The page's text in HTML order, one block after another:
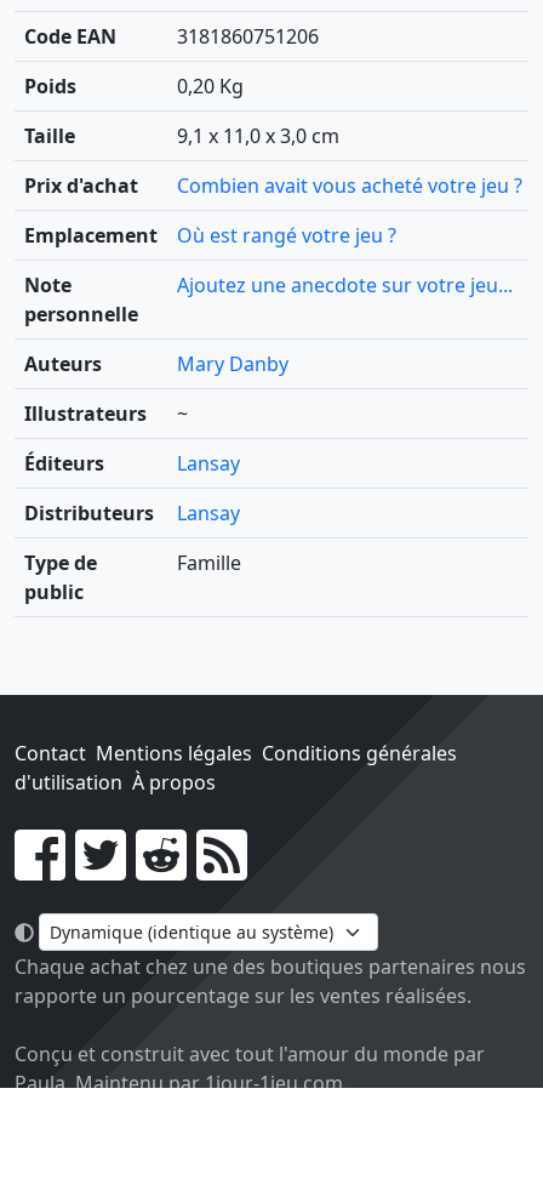
Code EAN
3181860751206
Poids
0,20 Kg
Taille
9,1 x 11,0 x 3,0 cm
Prix d'achat
Combien avait vous acheté votre jeu ?
Emplacement
Où est rangé votre jeu ?
Note
personnelle
Ajoutez une anecdote sur votre jeu...
Auteurs
Mary Danby
Illustrateurs
~
Éditeurs
Lansay
Distributeurs
Lansay
Type de
public
Famille
Contact Mentions légales Conditions générales
d'utilisation À propos
Go !
Chaque achat chez une des boutiques partenaires nous
rapporte un pourcentage sur les ventes réalisées.
Conçu et construit avec tout l'amour du monde par
Paula. Maintenu par 1jour-1jeu.com.